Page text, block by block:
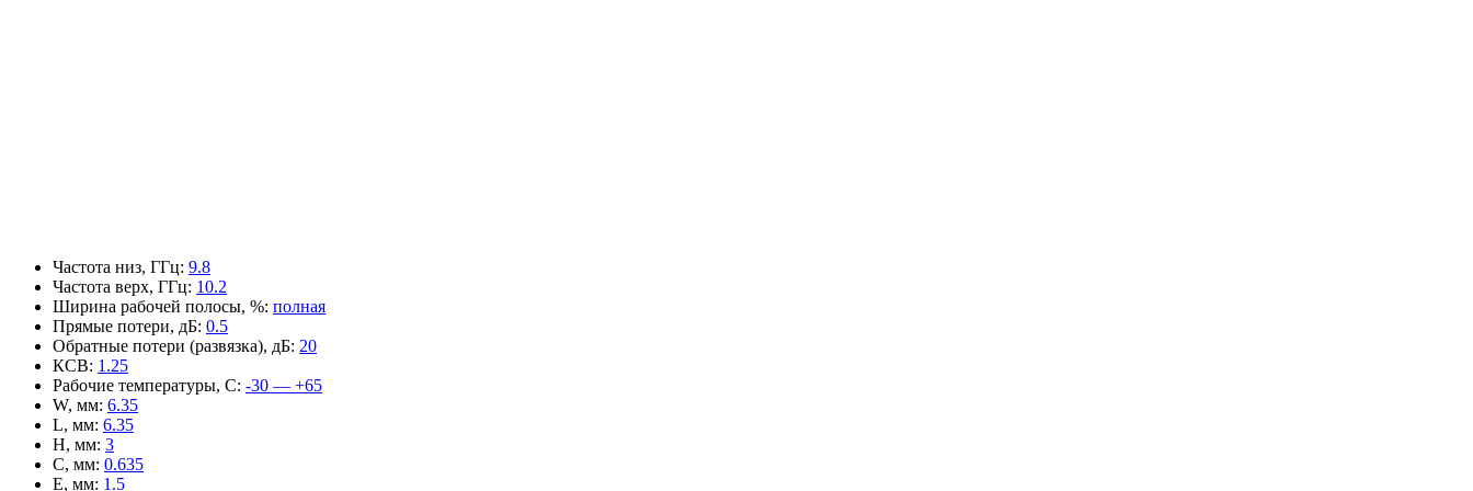
Частота низ, ГГц: 9.8
Частота верх, ГГц: 10.2
Ширина рабочей полосы, %: полная
Прямые потери, дБ: 0.5
Обратные потери (развязка), дБ: 20
КСВ: 1.25
Рабочие температуры, С: -30 — +65
W, мм: 6.35
L, мм: 6.35
H, мм: 3
C, мм: 0.635
E, мм: 1.5